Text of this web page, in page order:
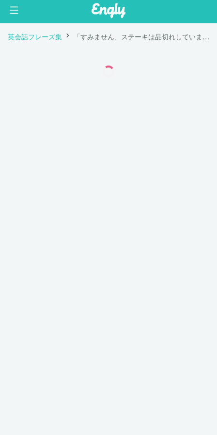
英会話フレーズ集 「すみません、ステーキは品切れしています。」は英語で "Sorry, the steaks are off."